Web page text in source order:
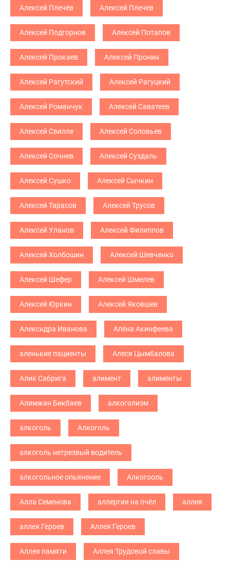
Алексей Плечёв Алексей Плечев
Алексей Подгорнов Алексей Потапов
Алексей Прокаев Алексей Пронин
Алексей Рагутский Алексей Рагуцкий
Алексей Романчук Алексей Саватеев
Алексей Свилле Алексей Соловьев
Алексей Сочнев Алексей Суздаль
Алексей Сушко Алексей Сычкин
Алексей Тарасов Алексей Трусов
Алексей Уланов Алексей Филиппов
Алексей Холбошин Алексей Шевченко
Алексей Шефер Алексей Шмелев
Алексей Юркин Алексей Яковшев
Алексндра Иванова Алёна Акинфеева
аленькие пациенты Алеся Цымбалова
Алик Сабрига алимент алименты
Алимжан Бикбаев алкоголизм
алкоголь Алкоголь
алкоголь нетрезвый водитель
алкогольное опьянение Алкогооль
Алла Семенова аллергия на пчёл аллея
аллея Героев Аллея Героев
Аллея памяти Аллея Трудовой славы